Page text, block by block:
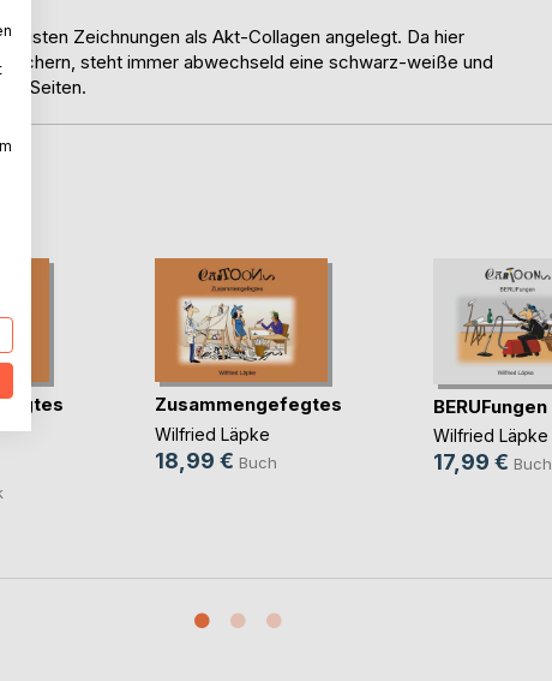
Zeichnungen als Akt-Collagen angelegt. Da hier
steht immer abwechseld eine schwarz-weiße und
Seiten.
Zusammengefegtes
Wilfried Läpke
18,99 € Buch
BERUFungen
Wilfried Läpke
17,99 € Buch